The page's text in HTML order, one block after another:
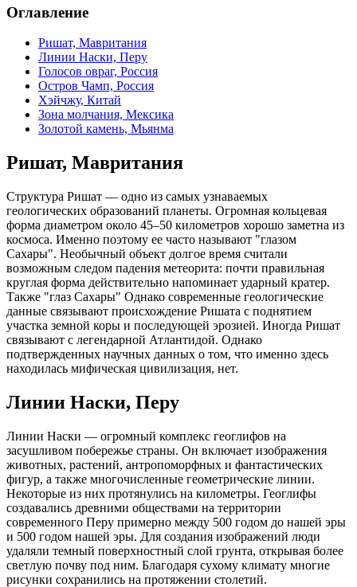
Оглавление
Ришат, Мавритания
Линии Наски, Перу
Голосов овраг, Россия
Остров Чамп, Россия
Хэйчжу, Китай
Зона молчания, Мексика
Золотой камень, Мьянма
Ришат, Мавритания
Структура Ришат — одно из самых узнаваемых
геологических образований планеты. Огромная кольцевая
форма диаметром около 45–50 километров хорошо заметна из
космоса. Именно поэтому ее часто называют "глазом
Сахары". Необычный объект долгое время считали
возможным следом падения метеорита: почти правильная
круглая форма действительно напоминает ударный кратер.
Также "глаз Сахары" Однако современные геологические
данные связывают происхождение Ришата с поднятием
участка земной коры и последующей эрозией. Иногда Ришат
связывают с легендарной Атлантидой. Однако
подтвержденных научных данных о том, что именно здесь
находилась мифическая цивилизация, нет.
Линии Наски, Перу
Линии Наски — огромный комплекс геоглифов на
засушливом побережье страны. Он включает изображения
животных, растений, антропоморфных и фантастических
фигур, а также многочисленные геометрические линии.
Некоторые из них протянулись на километры. Геоглифы
создавались древними обществами на территории
современного Перу примерно между 500 годом до нашей эры
и 500 годом нашей эры. Для создания изображений люди
удаляли темный поверхностный слой грунта, открывая более
светлую почву под ним. Благодаря сухому климату многие
рисунки сохранились на протяжении столетий.